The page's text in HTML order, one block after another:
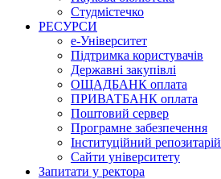
Студмістечко
РЕСУРСИ
е-Університет
Підтримка користувачів
Державні закупівлі
ОЩАДБАНК оплата
ПРИВАТБАНК оплата
Поштовий сервер
Програмне забезпечення
Інституційний репозитарій
Сайти університету
Запитати у ректора